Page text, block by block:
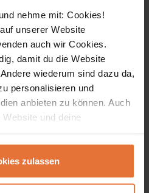
nehme mit: Cookies!
unserer Website
auch wir Cookies.
damit du die Website
wiederum sind dazu da,
personalisieren und
anbieten zu können. Auch
und deine
zulassen
dieser umfassenden Rundreise